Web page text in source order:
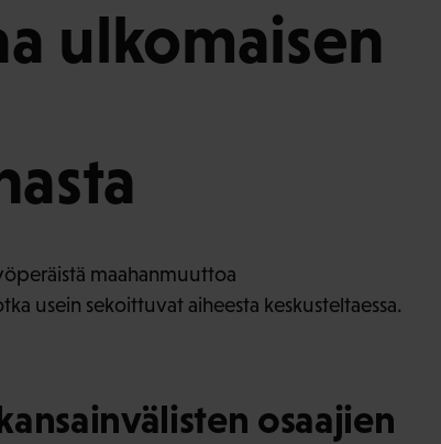
ulkomaisen
maahanmuuttoa
usein sekoittuvat aiheesta keskusteltaessa.
osaajien